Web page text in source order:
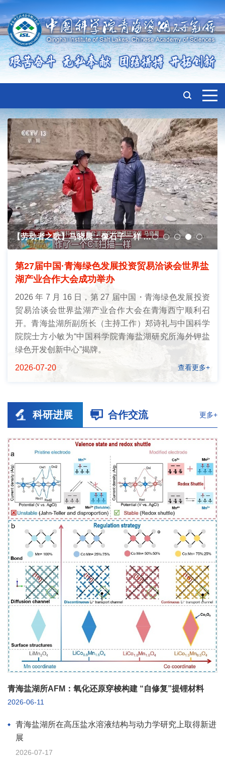
【劳动者之歌】马晓晨：像石子一样 扎
根戈壁盐滩丨新闻联播
第27届中国·青海绿色发展投资贸易洽谈会世界盐
湖产业合作大会成功举办
2026 年 7 月 16 日，第 27 届中国・青海绿色发展投资
贸易洽谈会世界盐湖产业合作大会在青海西宁顺利召
开。青海盐湖所副所长（主持工作）郑诗礼与中国科学
院院士方小敏为“中国科学院青海盐湖研究所海外钾盐
绿色开发创新中心”揭牌。
2026-07-20 查看更多+
科研进展 合作交流 更多+
青海盐湖所AFM：氧化还原穿梭构建 “自修复”提锂材料
2026-06-11
青海盐湖所在高压盐水溶液结构与动力学研究上取得新进
展
2026-07-17